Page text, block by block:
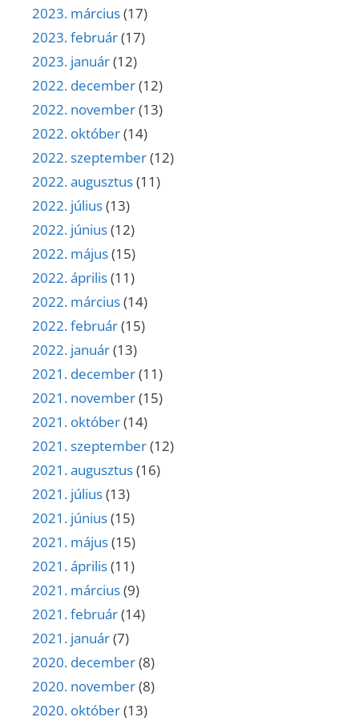
2023. március(17)
2023. február(17)
2023. január(12)
2022. december(12)
2022. november(13)
2022. október(14)
2022. szeptember(12)
2022. augusztus(11)
2022. július(13)
2022. június(12)
2022. május(15)
2022. április(11)
2022. március(14)
2022. február(15)
2022. január(13)
2021. december(11)
2021. november(15)
2021. október(14)
2021. szeptember(12)
2021. augusztus(16)
2021. július(13)
2021. június(15)
2021. május(15)
2021. április(11)
2021. március(9)
2021. február(14)
2021. január(7)
2020. december(8)
2020. november(8)
2020. október(13)